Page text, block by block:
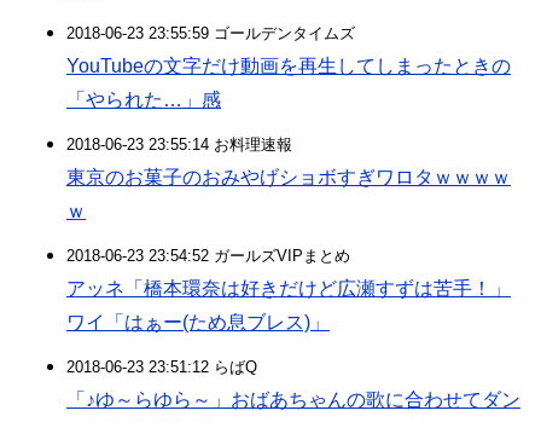
2018-06-23 23:55:59 ゴールデンタイムズ
YouTubeの文字だけ動画を再生してしまったときの
「やられた…」感
2018-06-23 23:55:14 お料理速報
東京のお菓子のおみやげショボすぎワロタｗｗｗｗ
ｗ
2018-06-23 23:54:52 ガールズVIPまとめ
アッネ「橋本環奈は好きだけど広瀬すずは苦手！」
ワイ「はぁー(ため息ブレス)」
2018-06-23 23:51:12 らばQ
「♪ゆ～らゆら～」おばあちゃんの歌に合わせてダン